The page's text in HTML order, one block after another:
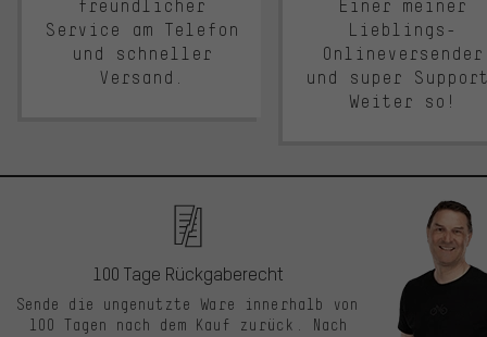
freundlicher
Service am Telefon
und schneller
Versand.
Einer meiner
Lieblings-
Onlineversender
und super
Weiter so!
100 Tage Rückgaberecht
Sende die ungenutzte Ware innerhalb von
100 Tagen nach dem Kauf zurück. Nach